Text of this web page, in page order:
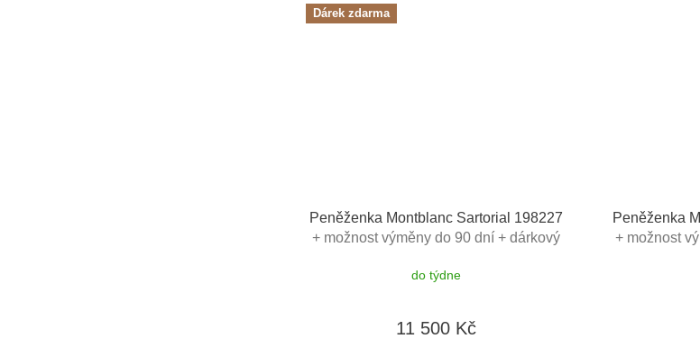
Dárek zdarma
Peněženka Montblanc Sartorial 198227
+ možnost výměny do 90 dní + dárkový
do týdne
11 500 Kč
Peněženka
+ možnost